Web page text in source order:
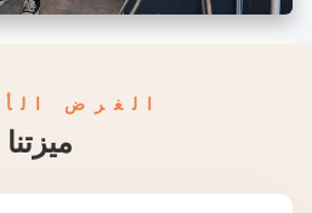
الغرض
ميزتنا